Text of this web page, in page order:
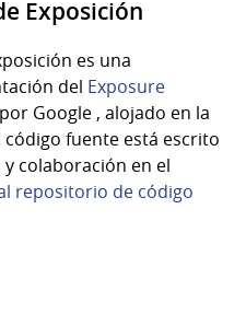
Exposición
es una
del Exposure
Google , alojado en la
fuente está escrito
y colaboración en el
repositorio de código